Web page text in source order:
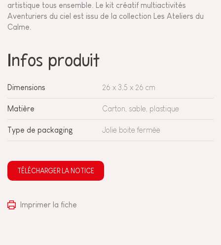
artistique tous ensemble. Le kit créatif multiactivités
Aventuriers du ciel est issu de la collection Les Ateliers du
Calme.
Infos produit
Dimensions 26 x 3,5 x 26 cm
Matière Carton, sable, plastique
Type de packaging Jolie boite fermée
TÉLÉCHARGER LA NOTICE
Imprimer la fiche